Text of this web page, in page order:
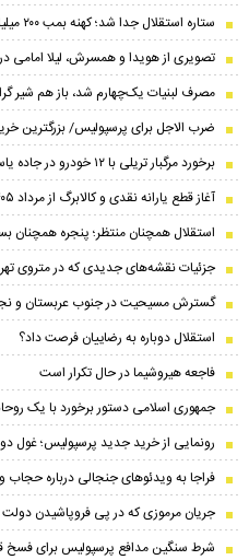
ستاره استقلال جدا شد؛ کهنه بمب ۲۰۰ میلیاردی نقل‌وانتقالات بدون تیم
تصویری از هویدا و همسرش، لیلا امامی
مصرف لبنیات یک‌چهارم شد، باز هم شیر
ضرب الاجل برای پرسپولیس/ بزرگترین
برخورد مرگبار تریلی با ۱۲ خودرو در جاده یاسوج
آغاز قطع یارانه نقدی و کالابرگ از مرداد ۱۴۰۵
استقلال همچنان منتظر؛ پنجره همچنان
جزئیات نقشه‌های جدیدی که در متروی
گسترش مسیحیت در جنوب عربستان و
استقلال دوباره به رضاییان فرصت داد؟
فاجعه هیروشیما در حال تکرار است
جمهوری اسلامی دستور برخورد با یک
رونمایی از خرید جدید پرسپولیس؛ غول
فراجا به ویدئوهای جنجالی درباره
جریان مرموزی که در پی فروپاشیدن
شرط سنگین مدافع پرسپولیس برای فسخ